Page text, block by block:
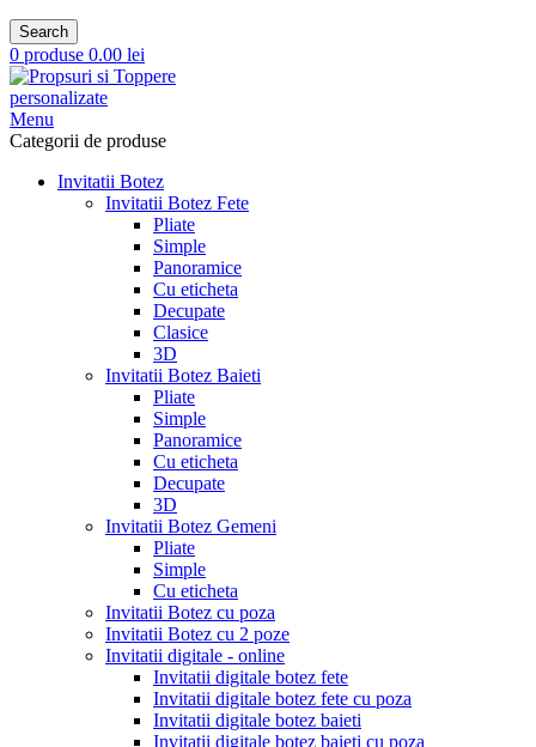
Search
0 produse 0.00 lei
Menu
Categorii de produse
Invitatii Botez
Invitatii Botez Fete
Pliate
Simple
Panoramice
Cu eticheta
Decupate
Clasice
3D
Invitatii Botez Baieti
Pliate
Simple
Panoramice
Cu eticheta
Decupate
3D
Invitatii Botez Gemeni
Pliate
Simple
Cu eticheta
Invitatii Botez cu poza
Invitatii Botez cu 2 poze
Invitatii digitale - online
Invitatii digitale botez fete
Invitatii digitale botez fete cu poza
Invitatii digitale botez baieti
Invitatii digitale botez baieti cu poza